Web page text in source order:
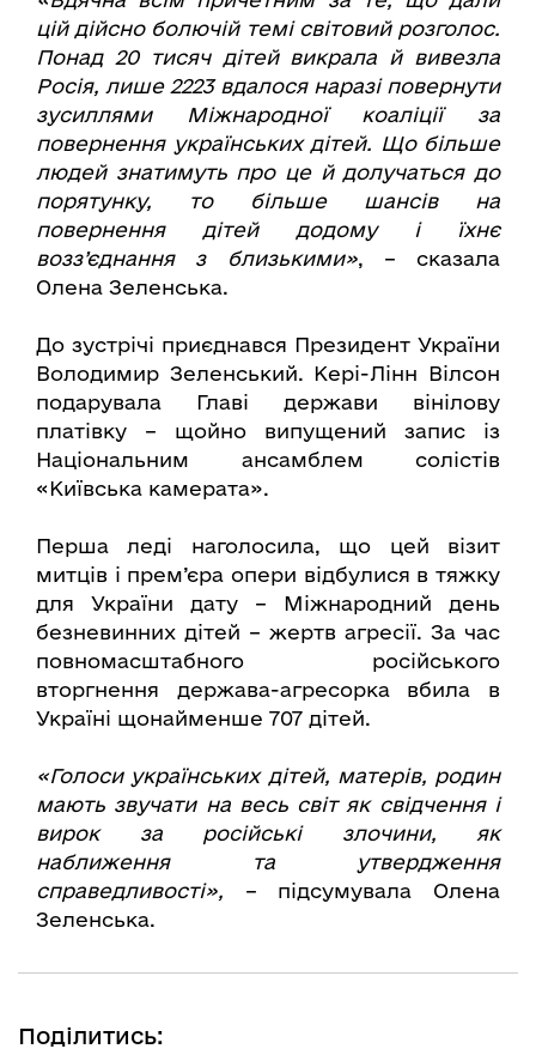
цій дійсно болючій темі світовий розголос.
Понад 20 тисяч дітей викрала й вивезла
Росія, лише 2223 вдалося наразі повернути
зусиллями Міжнародної коаліції за
повернення українських дітей. Що більше
людей знатимуть про це й долучаться до
порятунку, то більше шансів на
повернення дітей додому і їхнє
возз’єднання з близькими», – сказала
Олена Зеленська.
До зустрічі приєднався Президент України
Володимир Зеленський. Кері-Лінн Вілсон
подарувала Главі держави вінілову
платівку – щойно випущений запис із
Національним ансамблем солістів
«Київська камерата».
Перша леді наголосила, що цей візит
митців і прем’єра опери відбулися в тяжку
для України дату – Міжнародний день
безневинних дітей – жертв агресії. За час
повномасштабного російського
вторгнення держава-агресорка вбила в
Україні щонайменше 707 дітей.
«Голоси українських дітей, матерів, родин
мають звучати на весь світ як свідчення і
вирок за російські злочини, як
наближення та утвердження
справедливості», – підсумувала Олена
Зеленська.
Поділитись: